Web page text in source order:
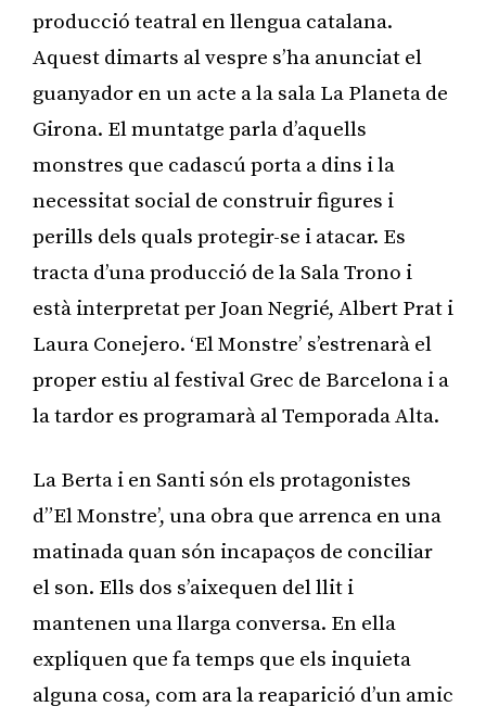
producció teatral en llengua catalana.
Aquest dimarts al vespre s’ha anunciat el
guanyador en un acte a la sala La Planeta de
Girona. El muntatge parla d’aquells
monstres que cadascú porta a dins i la
necessitat social de construir figures i
perills dels quals protegir-se i atacar. Es
tracta d’una producció de la Sala Trono i
està interpretat per Joan Negrié, Albert Prat i
Laura Conejero. ‘El Monstre’ s’estrenarà el
proper estiu al festival Grec de Barcelona i a
la tardor es programarà al Temporada Alta.
La Berta i en Santi són els protagonistes
d”El Monstre’, una obra que arrenca en una
matinada quan són incapaços de conciliar
el son. Ells dos s’aixequen del llit i
mantenen una llarga conversa. En ella
expliquen que fa temps que els inquieta
alguna cosa, com ara la reaparició d’un amic